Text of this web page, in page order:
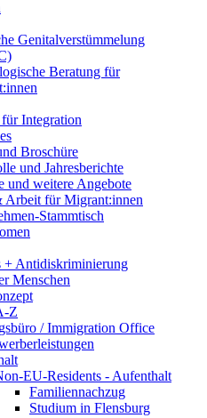
Genitalverstümmelung
Beratung für
Integration
Broschüre
und Jahresberichte
und weitere Angebote
Arbeit für Migrant:innen
Stammtisch
+ Antidiskriminierung
Menschen
Z
/ Immigration Office
EU-Residents - Aufenthalt
Familiennachzug
Studium in Flensburg